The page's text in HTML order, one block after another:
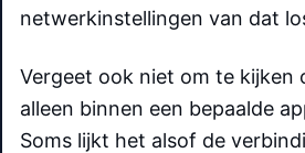
netwerkinstellingen van dat
Vergeet ook niet om te kijken
alleen binnen een bepaalde
Soms lijkt het alsof de